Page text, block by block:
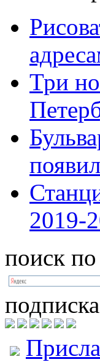
Три
2019-
поиск по